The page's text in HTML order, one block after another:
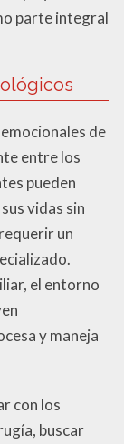
parte integral
de
entre los
pueden
vidas sin
un
el entorno
y maneja
con los
buscar